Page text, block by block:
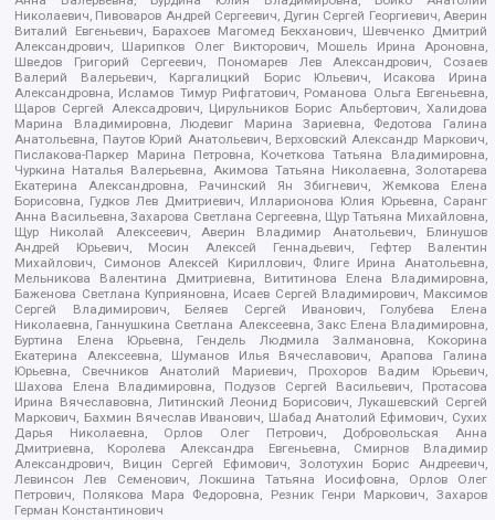
Николаевич, Пивоваров Андрей Сергеевич, Дугин Сергей Георгиевич, Аверин
Виталий Евгеньевич, Барахоев Магомед Бекханович, Шевченко Дмитрий
Александрович, Шарипков Олег Викторович, Мошель Ирина Ароновна,
Шведов Григорий Сергеевич, Пономарев Лев Александрович, Созаев
Валерий Валерьевич, Каргалицкий Борис Юльевич, Исакова Ирина
Александровна, Исламов Тимур Рифгатович, Романова Ольга Евгеньевна,
Щаров Сергей Алексадрович, Цирульников Борис Альбертович, Халидова
Марина Владимировна, Людевиг Марина Зариевна, Федотова Галина
Анатольевна, Паутов Юрий Анатольевич, Верховский Александр Маркович,
Пислакова-Паркер Марина Петровна, Кочеткова Татьяна Владимировна,
Чуркина Наталья Валерьевна, Акимова Татьяна Николаевна, Золотарева
Екатерина Александровна, Рачинский Ян Збигневич, Жемкова Елена
Борисовна, Гудков Лев Дмитриевич, Илларионова Юлия Юрьевна, Саранг
Анна Васильевна, Захарова Светлана Сергеевна, Щур Татьяна Михайловна,
Щур Николай Алексеевич, Аверин Владимир Анатольевич, Блинушов
Андрей Юрьевич, Мосин Алексей Геннадьевич, Гефтер Валентин
Михайлович, Симонов Алексей Кириллович, Флиге Ирина Анатольевна,
Мельникова Валентина Дмитриевна, Вититинова Елена Владимировна,
Баженова Светлана Куприяновна, Исаев Сергей Владимирович, Максимов
Сергей Владимирович, Беляев Сергей Иванович, Голубева Елена
Николаевна, Ганнушкина Светлана Алексеевна, Закс Елена Владимировна,
Буртина Елена Юрьевна, Гендель Людмила Залмановна, Кокорина
Екатерина Алексеевна, Шуманов Илья Вячеславович, Арапова Галина
Юрьевна, Свечников Анатолий Мариевич, Прохоров Вадим Юрьевич,
Шахова Елена Владимировна, Подузов Сергей Васильевич, Протасова
Ирина Вячеславовна, Литинский Леонид Борисович, Лукашевский Сергей
Маркович, Бахмин Вячеслав Иванович, Шабад Анатолий Ефимович, Сухих
Дарья Николаевна, Орлов Олег Петрович, Добровольская Анна
Дмитриевна, Королева Александра Евгеньевна, Смирнов Владимир
Александрович, Вицин Сергей Ефимович, Золотухин Борис Андреевич,
Левинсон Лев Семенович, Локшина Татьяна Иосифовна, Орлов Олег
Петрович, Полякова Мара Федоровна, Резник Генри Маркович, Захаров
Герман Константинович